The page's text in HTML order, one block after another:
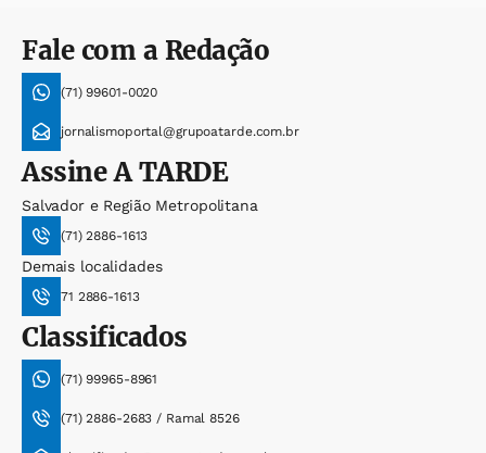
Fale com a Redação
(71) 99601-0020
jornalismoportal@grupoatarde.com.br
AssineA TARDE
Salvador e Região Metropolitana
(71) 2886-1613
Demais localidades
71 2886-1613
Classificados
(71) 99965-8961
(71) 2886-2683 / Ramal 8526